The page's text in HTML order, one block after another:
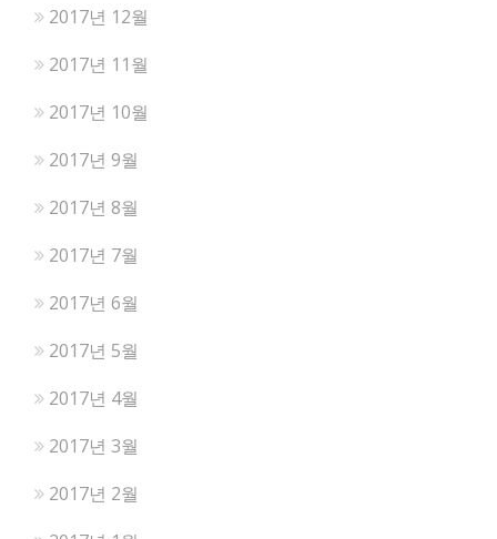
2017년 12월
2017년 11월
2017년 10월
2017년 9월
2017년 8월
2017년 7월
2017년 6월
2017년 5월
2017년 4월
2017년 3월
2017년 2월